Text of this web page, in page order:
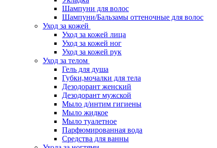
Шампуни для волос
Шампуни/Бальзамы оттеночные для волос
Уход за кожей
Уход за кожей лица
Уход за кожей ног
Уход за кожей рук
Уход за телом
Гель для душа
Губки,мочалки для тела
Дезодорант женский
Дезодорант мужской
Мыло д/интим гигиены
Мыло жидкое
Мыло туалетное
Парфюмированная вода
Средства для ванны